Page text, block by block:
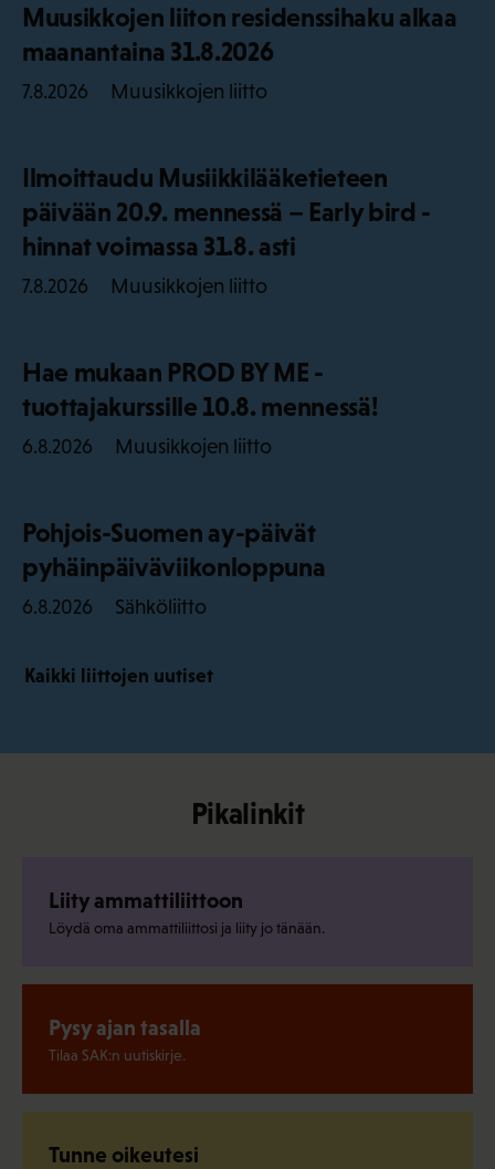
Muusikkojen liiton residenssihaku alkaa
maanantaina 31.8.2026
7.8.2026 Muusikkojen liitto
Ilmoittaudu Musiikkilääketieteen
päivään 20.9. mennessä – Early bird -
hinnat voimassa 31.8. asti
7.8.2026 Muusikkojen liitto
Hae mukaan PROD BY ME -
tuottajakurssille 10.8. mennessä!
6.8.2026 Muusikkojen liitto
Pohjois-Suomen ay-päivät
pyhäinpäiväviikonloppuna
6.8.2026 Sähköliitto
Kaikki liittojen uutiset
Pikalinkit
Liity ammattiliittoon
Löydä oma ammattiliittosi ja liity jo tänään.
Pysy ajan tasalla
Tilaa SAK:n uutiskirje.
Tunne oikeutesi